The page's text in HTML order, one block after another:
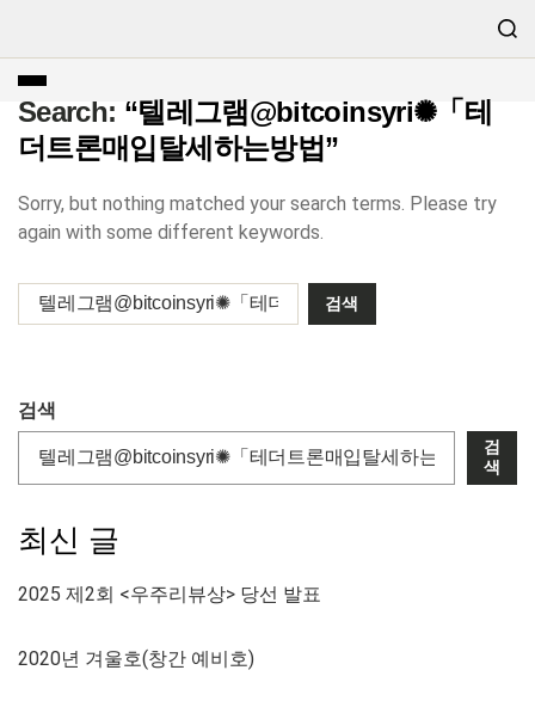
Search: “텔레그램@bitcoinsyri✺「테
더트론매입탈세하는방법”
Sorry, but nothing matched your search terms. Please try
again with some different keywords.
검색
검
색
최신 글
2025 제2회 <우주리뷰상> 당선 발표
2020년 겨울호(창간 예비호)